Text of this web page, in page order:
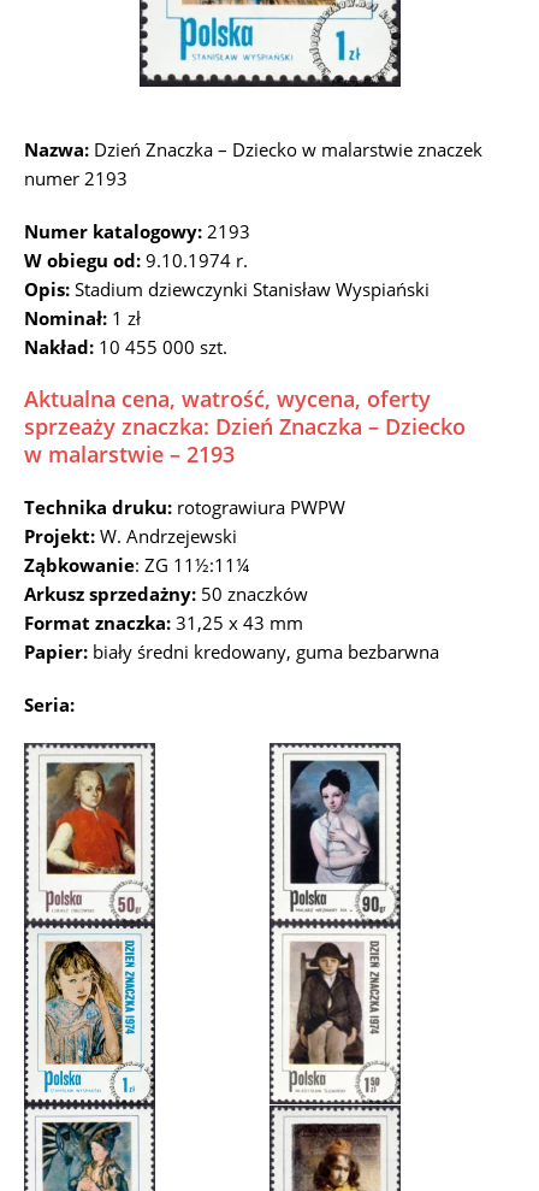
Nazwa: Dzień Znaczka – Dziecko w malarstwie znaczek
numer 2193
Numer katalogowy: 2193
W obiegu od: 9.10.1974 r.
Opis: Stadium dziewczynki Stanisław Wyspiański
Nominał: 1 zł
Nakład: 10 455 000 szt.
Aktualna cena, watrość, wycena, oferty
sprzeaży znaczka: Dzień Znaczka – Dziecko
w malarstwie – 2193
Technika druku: rotograwiura PWPW
Projekt: W. Andrzejewski
Ząbkowanie: ZG 11½:11¼
Arkusz sprzedażny: 50 znaczków
Format znaczka: 31,25 x 43 mm
Papier: biały średni kredowany, guma bezbarwna
Seria: